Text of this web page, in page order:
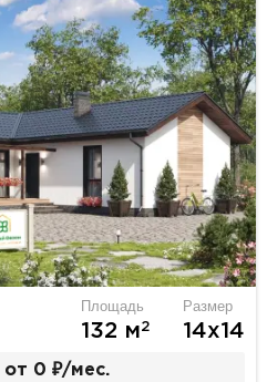
Площадь
132 м2
Размер
14х14
от 0 ₽/мес.